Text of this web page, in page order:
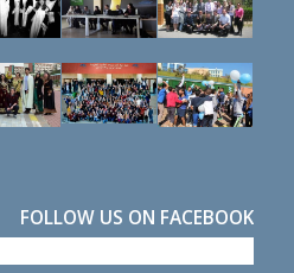
FOLLOW US ON FACEBOOK